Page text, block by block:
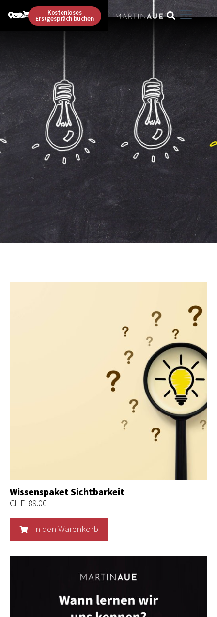
Kostenloses
Erstgespräch buchen
Wissenspaket Sichtbarkeit
CHF 89.00
In den Warenkorb